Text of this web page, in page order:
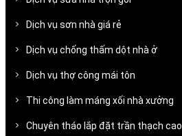
Dịch vụ sơn nhà giá rẻ
Dịch vụ chống thấm dột nhà ở
Dịch vụ thợ công mái tôn
Thi công làm máng xối nhà xưởng
Chuyên tháo lắp đặt trần thạch cao